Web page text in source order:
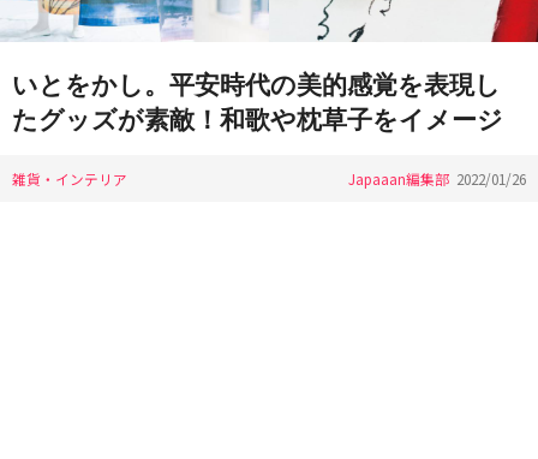
いとをかし。平安時代の美的感覚を表現し
たグッズが素敵！和歌や枕草子をイメージ
雑貨・インテリア Japaaan編集部 2022/01/26